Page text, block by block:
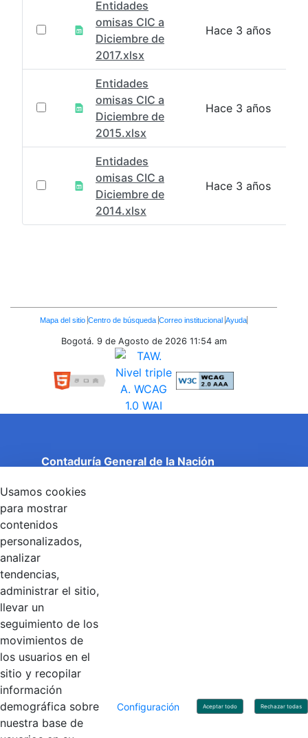
Entidades
omisas CIC a
Diciembre de
2017.xlsx
Hace 3 años
Entidades
omisas CIC a
Diciembre de
2015.xlsx
Hace 3 años
Entidades
omisas CIC a
Diciembre de
2014.xlsx
Hace 3 años
Enlaces
Inferiores
Mapa del sitio Centro de búsqueda Correo institucional Ayuda
Bogotá. 9 de Agosto de 2026 11:54 am
Contaduría General de la Nación
Entidad adscrita al Ministerio de Hacienda y Crédito
Público
Torre 1 (Aire) - Piso 15, Bogotá D.C., Colombia
Código Postal: 111071
Linkedin
Contacto
Línea de servicio al ciudadano: +57(601) 492 64 00
Correo Institucional:
Correo de notificaciones judiciales:
notificacionjudicial@contaduria.gov.co
Correo de Asuntos disciplinarios:
Usamos cookies
para mostrar
contenidos
personalizados,
analizar
tendencias,
administrar el sitio,
llevar un
seguimiento de los
movimientos de
los usuarios en el
sitio y recopilar
información
demográfica sobre
nuestra base de
Configuración Aceptar todo Rechazar todas